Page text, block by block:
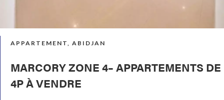
APPARTEMENT, ABIDJAN
MARCORY ZONE 4– APPARTEMENTS DE
4P À VENDRE